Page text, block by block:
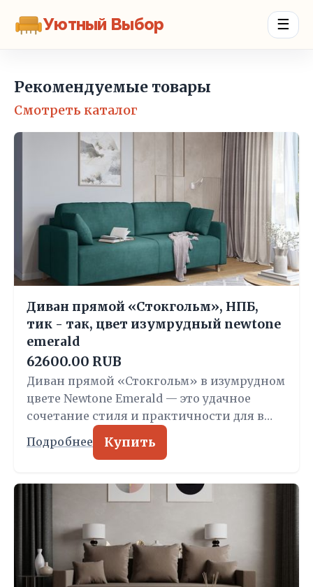
Уютный Выбор ☰
Рекомендуемые товары
Смотреть каталог
Диван прямой «Стокгольм», НПБ,
тик - так, цвет изумрудный newtone
emerald
62600.00 RUB
Диван прямой «Стокгольм» в изумрудном
цвете Newtone Emerald — это удачное
сочетание стиля и практичности для в…
Подробнее Купить